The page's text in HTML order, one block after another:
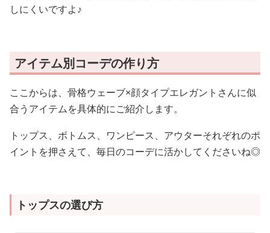
しにくいですよ♪
アイテム別コーデの作り方
ここからは、骨格ウェーブ×顔タイプエレガントさんに似
合うアイテムを具体的にご紹介します。
トップス、ボトムス、ワンピース、アウターそれぞれのポ
イントを押さえて、毎日のコーデに活かしてくださいね◎
トップスの選び方